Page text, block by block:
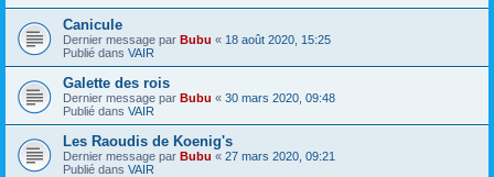
Canicule
Dernier message par Bubu « 18 août 2020, 15:25
Publié dans VAIR
Galette des rois
Dernier message par Bubu « 30 mars 2020, 09:48
Publié dans VAIR
Les Raoudis de Koenig's
Dernier message par Bubu « 27 mars 2020, 09:21
Publié dans VAIR